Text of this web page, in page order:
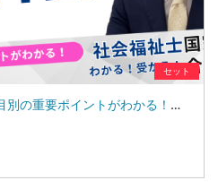
セット
🎥受験対策ＷＥＢ講座 科目別の重要ポイントがわかる！社会福祉士合格講座２０２７（専門科目セット）